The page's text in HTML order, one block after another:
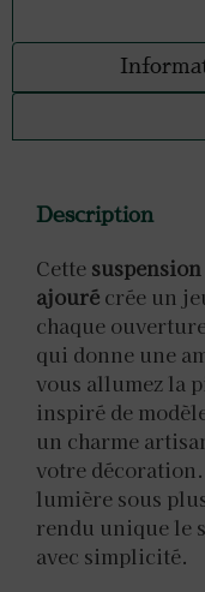
Description
Cette
ajouré crée un
chaque
qui donne une
vous allumez la
inspiré de
un charme
votre
lumière sous
rendu unique le
avec simplicité.